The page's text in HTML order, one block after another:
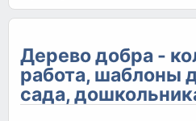
Дерево добра -
работа, шаблоны
сада,